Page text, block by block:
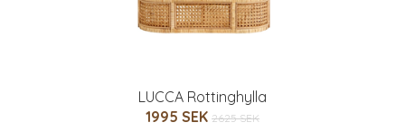
LUCCA Rottinghylla
1995 SEK 2625 SEK